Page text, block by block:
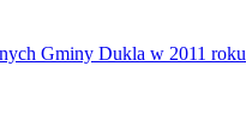
Gminy Dukla w 2011 roku